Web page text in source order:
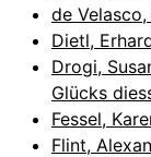
de
Dietl,
Drogi,
Glücks
Fessel,
Flint,